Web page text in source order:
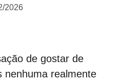
2026
de gostar de
nenhuma realmente